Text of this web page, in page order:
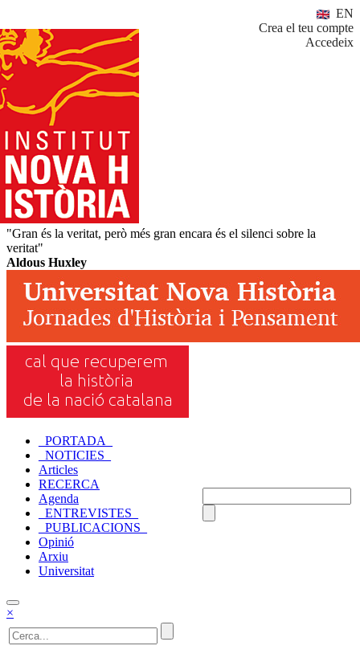
EN
Crea el teu compte
Accedeix
"Gran és la veritat, però més gran encara és el silenci sobre la
veritat"
Aldous Huxley
_PORTADA_
_NOTICIES_
Articles
RECERCA
Agenda
_ENTREVISTES_
_PUBLICACIONS_
Opinió
Arxiu
Universitat
×